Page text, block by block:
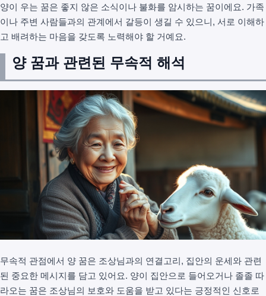
양이 우는 꿈은 좋지 않은 소식이나 불화를 암시하는 꿈이에요. 가족
이나 주변 사람들과의 관계에서 갈등이 생길 수 있으니, 서로 이해하
고 배려하는 마음을 갖도록 노력해야 할 거예요.
양 꿈과 관련된 무속적 해석
무속적 관점에서 양 꿈은 조상님과의 연결고리, 집안의 운세와 관련
된 중요한 메시지를 담고 있어요. 양이 집안으로 들어오거나 졸졸 따
라오는 꿈은 조상님의 보호와 도움을 받고 있다는 긍정적인 신호로